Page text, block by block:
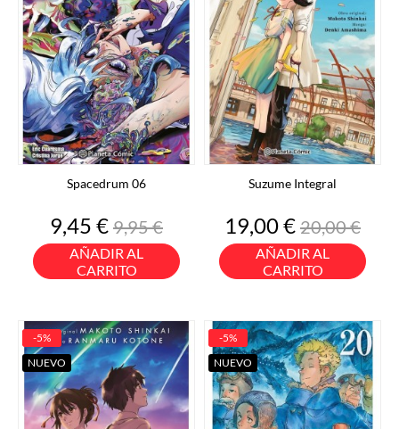
Spacedrum 06
Precio
9,45 €Precio
base
9,95 €
AÑADIR AL
CARRITO
Suzume Integral
Precio
19,00 €Precio
base
20,00 €
AÑADIR AL
CARRITO
-5%
NUEVO
-5%
NUEVO